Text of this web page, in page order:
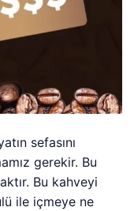
sefasını
gerekir. Bu
Bu kahveyi
ile içmeye ne